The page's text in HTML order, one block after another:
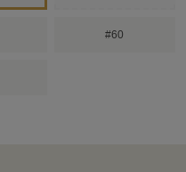
#60